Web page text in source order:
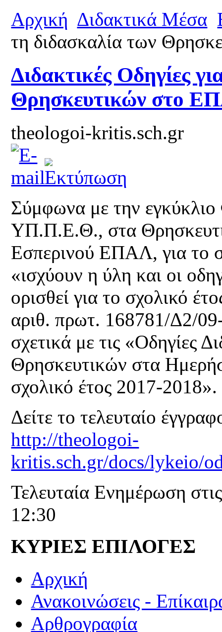
Αρχική Διδακτικά Μέσα
τη διδασκαλία των
Διδακτικές Οδηγίες
Θρησκευτικών στο
theologoi-kritis.sch.gr
Σύμφωνα με την
ΥΠ.Π.Ε.Θ., στα
Εσπερινού ΕΠΑΛ, για το
«ισχύουν η ύλη και οι
ορισθεί για το σχολικό
αριθ. πρωτ. 168781/Δ2/
σχετικά με τις «Οδηγίες
Θρησκευτικών στα
σχολικό έτος 2017-2018».
Δείτε το τελευταίο
http://theologoi-
kritis.sch.gr/docs/lykeio/
Τελευταία Ενημέρωση
12:30
ΚΥΡΙΕΣ ΕΠΙΛΟΓΕΣ
Αρχική
Ανακοινώσεις -
Αρθρογραφία